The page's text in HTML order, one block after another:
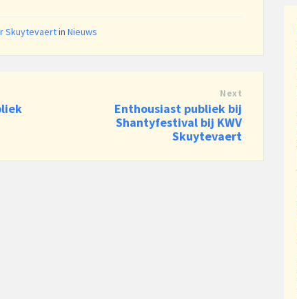
SkuytevaertinNieuws
Next
Enthousiast publiek bij
Shantyfestival bij KWV
Skuytevaert